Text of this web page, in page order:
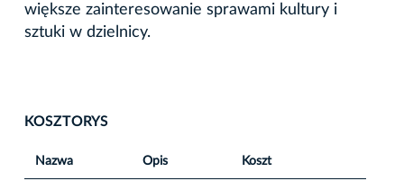
większe zainteresowanie sprawami kultury i
sztuki w dzielnicy.
KOSZTORYS
Nazwa Opis Koszt